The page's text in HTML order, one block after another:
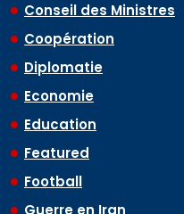
Conseil des Ministres
Coopération
Diplomatie
Economie
Education
Featured
Football
Guerre en Iran